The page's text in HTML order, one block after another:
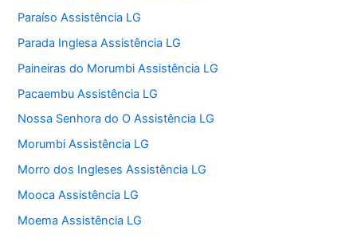
Paraíso Assistência LG
Parada Inglesa Assistência LG
Paineiras do Morumbi Assistência LG
Pacaembu Assistência LG
Nossa Senhora do O Assistência LG
Morumbi Assistência LG
Morro dos Ingleses Assistência LG
Mooca Assistência LG
Moema Assistência LG